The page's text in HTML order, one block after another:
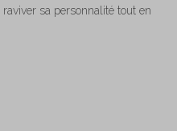
sa personnalité tout en